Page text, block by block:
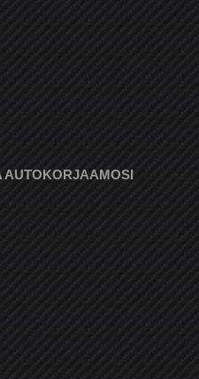
AUTOKORJAAMOSI